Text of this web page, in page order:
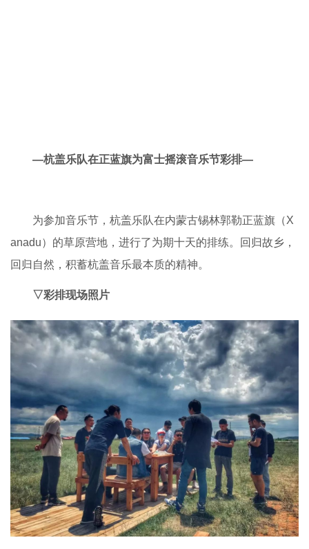
—杭盖乐队在正蓝旗为富士摇滚音乐节彩排—
为参加音乐节，杭盖乐队在内蒙古锡林郭勒正蓝旗（X
anadu）的草原营地，进行了为期十天的排练。回归故乡，
回归自然，积蓄杭盖音乐最本质的精神。
▽彩排现场照片